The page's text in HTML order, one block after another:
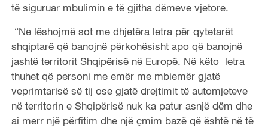
të siguruar mbulimin e të gjitha dëmeve vjetore.
“Ne lëshojmë sot me dhjetëra letra për qytetarët
shqiptarë që banojnë përkohësisht apo që banojnë
jashtë territorit Shqipërisë në Europë. Në këto letra
thuhet që personi me emër me mbiemër gjatë
veprimtarisë së tij ose gjatë drejtimit të automjeteve
në territorin e Shqipërisë nuk ka patur asnjë dëm dhe
ai merr një përfitim dhe një çmim bazë që është në të